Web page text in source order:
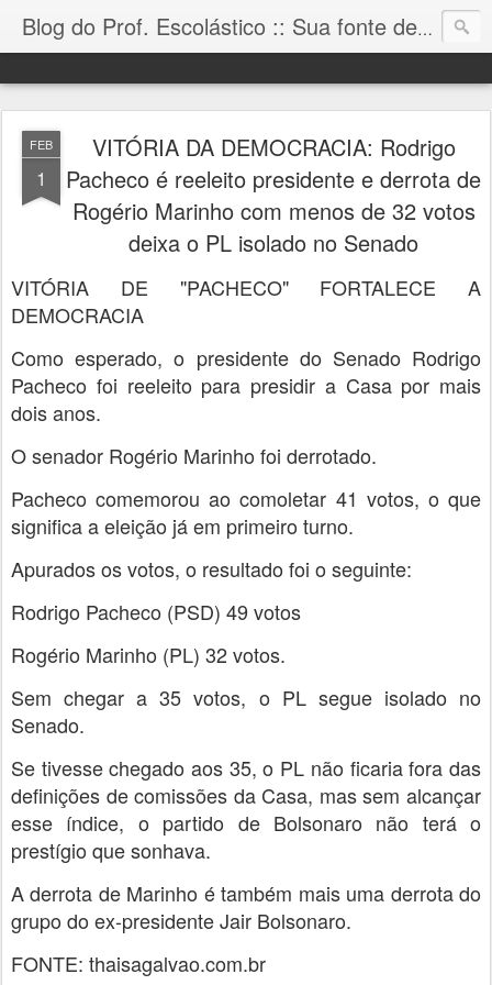
Blog do Prof. Escolástico :: Sua fonte de informação!
FEB
1
VITÓRIA DA DEMOCRACIA: Rodrigo
Pacheco é reeleito presidente e derrota de
Rogério Marinho com menos de 32 votos
deixa o PL isolado no Senado
VITÓRIA DE "PACHECO" FORTALECE A
DEMOCRACIA
Como esperado, o presidente do Senado Rodrigo
Pacheco foi reeleito para presidir a Casa por mais
dois anos.
O senador Rogério Marinho foi derrotado.
Pacheco comemorou ao comoletar 41 votos, o que
significa a eleição já em primeiro turno.
Apurados os votos, o resultado foi o seguinte:
Rodrigo Pacheco (PSD) 49 votos
Rogério Marinho (PL) 32 votos.
Sem chegar a 35 votos, o PL segue isolado no
Senado.
Se tivesse chegado aos 35, o PL não ficaria fora das
definições de comissões da Casa, mas sem alcançar
esse índice, o partido de Bolsonaro não terá o
prestígio que sonhava.
A derrota de Marinho é também mais uma derrota do
grupo do ex-presidente Jair Bolsonaro.
FONTE: thaisagalvao.com.br